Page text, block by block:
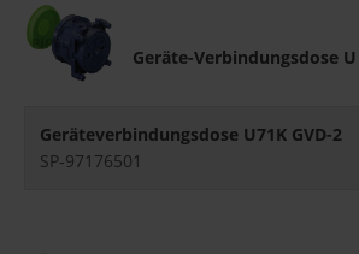
Geräte-Verbindungsdose U
Geräteverbindungsdose U71K GVD-2
SP-97176501